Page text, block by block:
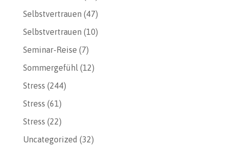
Selbstvertrauen (47)
Selbstvertrauen (10)
Seminar-Reise (7)
Sommergefühl(12)
Stress (244)
Stress (61)
Stress (22)
Uncategorized (32)